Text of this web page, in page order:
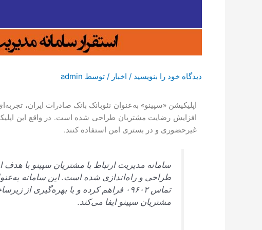
دیدگاه‌ خود را بنویسید / اخبار / توسط admin
اپلیکیشن «سپینو» به‌عنوان نئوبانک بانک صادرات ایران،
افزایش رضایت مشتریان طراحی شده است. در واقع این
غیرحضوری و در بستری امن استفاده کنند.
سامانه مدیریت ارتباط با مشتریان سپینو با هدف
طراحی و راه‌اندازی شده است. این سامانه
تماس ۰۹۶۰۲ فراهم کرده و با
مشتریان سپینو ایفا می‌کند.